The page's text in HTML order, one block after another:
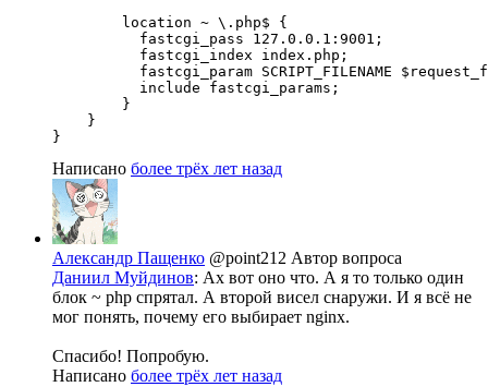
        location ~ \.php$ {
          fastcgi_pass 127.0.0.1:9001;
          fastcgi_index index.php;
fastcgi_param SCRIPT_FILENAME
          include fastcgi_params;
        }
    }
}
Написано более трёх лет назад
Александр Пащенко @point212 Автор вопроса
Даниил Муйдинов: Ах вот оно что. А я то только один
блок ~ php спрятал. А второй висел снаружи. И я всё не
мог понять, почему его выбирает nginx.
Спасибо! Попробую.
Написано более трёх лет назад